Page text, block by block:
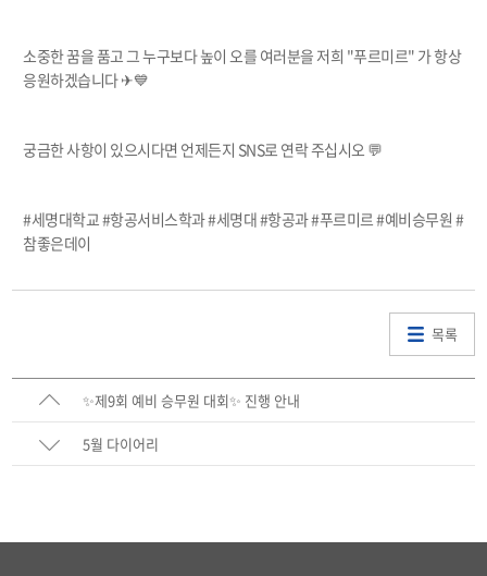
소중한 꿈을 품고 그 누구보다 높이 오를 여러분을 저희 "푸르미르" 가 항상
응원하겠습니다 ✈💙
궁금한 사항이 있으시다면 언제든지 SNS로 연락 주십시오 💬
#세명대학교 #항공서비스학과 #세명대 #항공과 #푸르미르 #예비승무원 #
참좋은데이
목록
✨제9회 예비 승무원 대회✨ 진행 안내
5월 다이어리